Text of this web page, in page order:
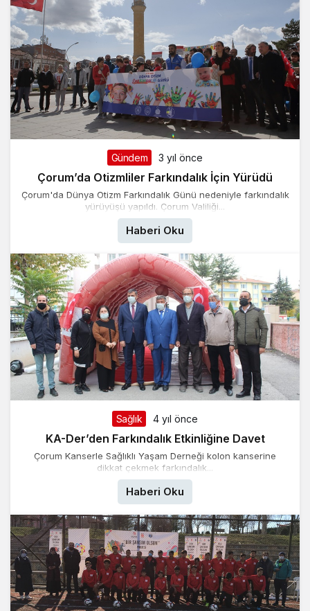
Gündem 3 yıl önce
Çorum’da Otizmliler Farkındalık İçin Yürüdü
Çorum'da Dünya Otizm Farkındalık Günü nedeniyle farkındalık
yürüyüşü yapıldı. Çorum Valiliği...
Haberi Oku
Sağlık 4 yıl önce
KA-Der’den Farkındalık Etkinliğine Davet
Çorum Kanserle Sağlıklı Yaşam Derneği kolon kanserine
dikkat çekmek farkındalık...
Haberi Oku